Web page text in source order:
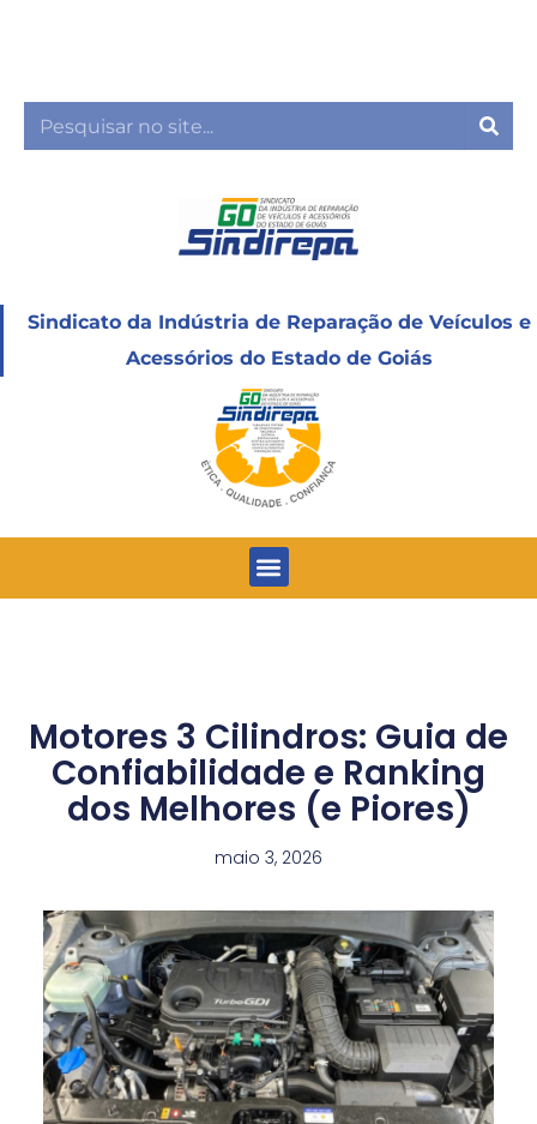
conteúdo
Sindicato da Indústria de Reparação de Veículos e
Acessórios do Estado de Goiás
Menu
Motores 3 Cilindros: Guia de
Confiabilidade e Ranking
dos Melhores (e Piores)
maio 3, 2026